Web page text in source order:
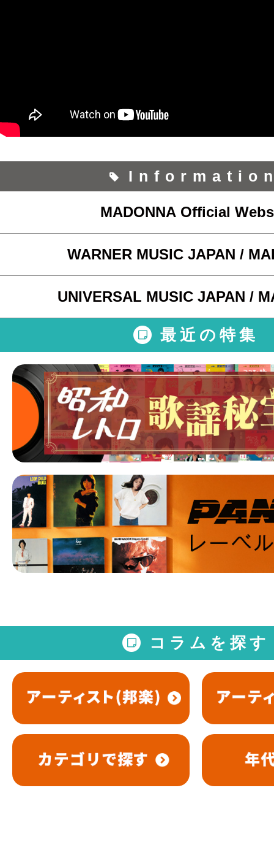
MADONNA Official
WARNER MUSIC JAPAN /
UNIVERSAL MUSIC JAPAN /
最近の特集
コラムを探す